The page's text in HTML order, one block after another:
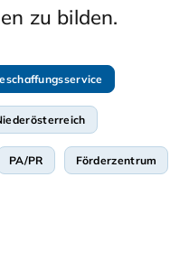
zu bilden.
PA/PR Förderzentrum